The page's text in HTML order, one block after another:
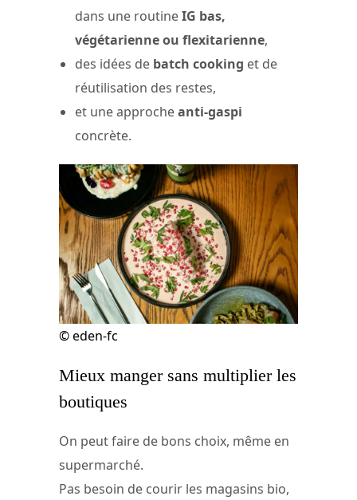
dans une routineIG bas,
végétarienne ou flexitarienne,
des idées de batch cooking et de
réutilisation des restes,
et une approcheanti-gaspi
concrète.
© eden-fc
Mieux manger sans multiplier les
boutiques
On peut faire de bons choix, même en
supermarché.
Pas besoin de courir les magasins bio,